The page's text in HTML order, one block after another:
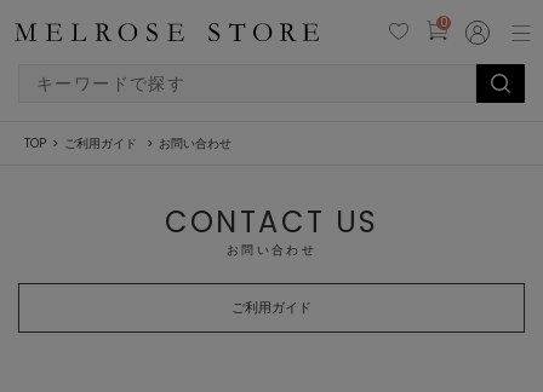
0
TOP ご利用ガイド お問い合わせ
CONTACT US
お問い合わせ
ご利用ガイド